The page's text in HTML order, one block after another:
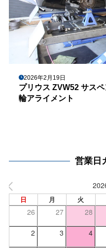
2026年2月19日
プリウス ZVW52 サス
輪アライメント
営業日
日 月 火
26 27 28
2 3 4